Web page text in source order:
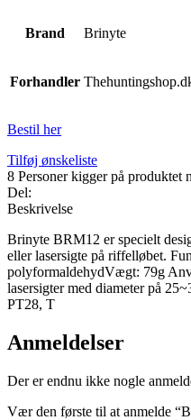
Brand Brinyte
Forhandler
Bestil her
Tilføj ønskeliste
8 Personer kigger på produktet
Del:
Beskrivelse
Brinyte BRM12 er specielt
eller lasersigte på riffelløbet.
polyformaldehydVægt: 79g
lasersigter med diameter på
PT28, T
Anmeldelser
Der er endnu ikke nogle
Vær den første til at anmelde